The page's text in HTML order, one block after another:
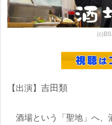
【出演】 吉田類
酒場という「聖地」へ、